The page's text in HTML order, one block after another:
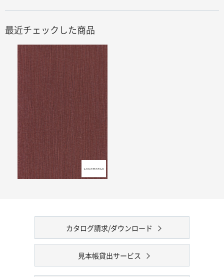
最近チェックした商品
カタログ請求/ダウンロード
見本帳貸出サービス